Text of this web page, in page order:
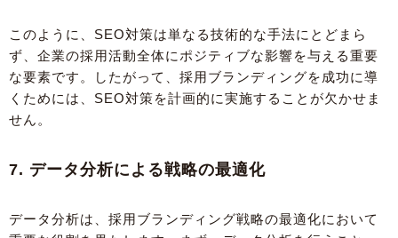
このように、SEO対策は単なる技術的な手法にとどまら
ず、企業の採用活動全体にポジティブな影響を与える重要
な要素です。したがって、採用ブランディングを成功に導
くためには、SEO対策を計画的に実施することが欠かせま
せん。
7. データ分析による戦略の最適化
データ分析は、採用ブランディング戦略の最適化において